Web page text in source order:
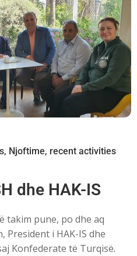
, Njoftime, recent activities
dhe HAK-IS
takim pune, po dhe aq
President i HAK-IS dhe
Konfederate të Turqisë.